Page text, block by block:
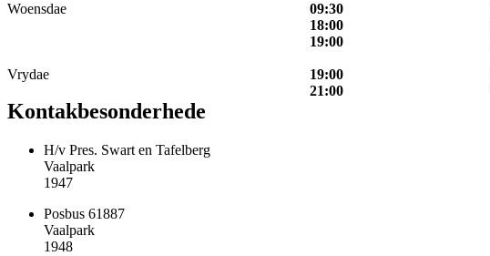
Woensdae
Vrydae
09:30
18:00
19:00
19:00
21:00
Kontakbesonderhede
H/v Pres. Swart en Tafelberg
Vaalpark
1947
Posbus 61887
Vaalpark
1948